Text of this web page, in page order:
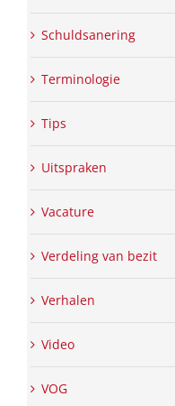
Schuldsanering
Terminologie
Tips
Uitspraken
Vacature
Verdeling van bezit
Verhalen
Video
VOG